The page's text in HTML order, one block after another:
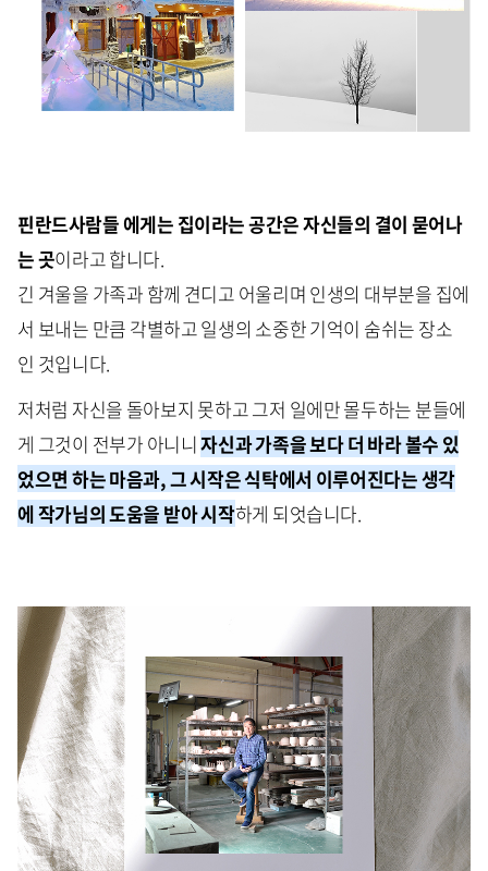
핀란드사람들 에게는 집이라는 공간은 자신들의 결이 묻어나
는 곳이라고 합니다.
긴 겨울을 가족과 함께 견디고 어울리며 인생의 대부분을 집에
서 보내는 만큼 각별하고 일생의 소중한 기억이 숨쉬는 장소
인 것입니다.
저처럼 자신을 돌아보지 못하고 그저 일에만 몰두하는 분들에
게 그것이 전부가 아니니자신과 가족을 보다 더 바라 볼수 있
었으면 하는 마음과, 그 시작은 식탁에서 이루어진다는 생각
에 작가님의 도움을 받아 시작하게 되엇습니다.